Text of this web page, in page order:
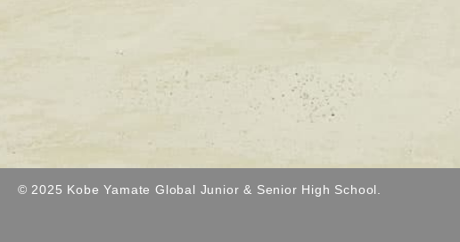
© 2025 Kobe Yamate Global Junior & Senior High School.